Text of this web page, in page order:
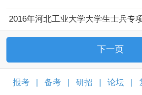
下一页
报考 备考 研招 论坛